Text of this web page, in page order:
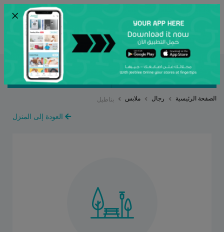
أرسل
ENG
مصنف بواسطة ترتيب حسب
الصفحة الرئيسية رجال ملابس بناطيل
العودة إلى المنزل
×